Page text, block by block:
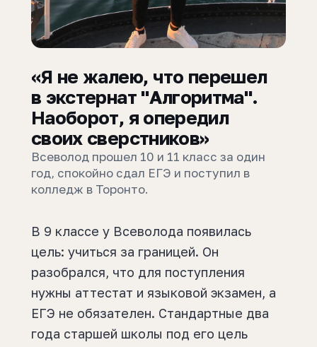
«Я не жалею, что перешел
в экстернат "Алгоритма".
Наоборот, я опередил
своих сверстников»
Всеволод прошел 10 и 11 класс за один
год, спокойно сдал ЕГЭ и поступил в
колледж в Торонто.
В 9 классе у Всеволода появилась
цель: учиться за границей. Он
разобрался, что для поступления
нужны аттестат и языковой экзамен, а
ЕГЭ не обязателен. Стандартные два
года старшей школы под его цель